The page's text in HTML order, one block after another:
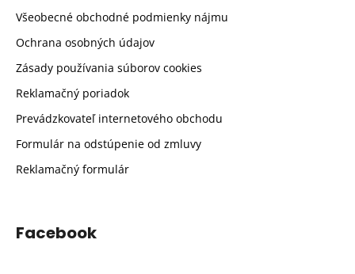
Všeobecné obchodné podmienky nájmu
Ochrana osobných údajov
Zásady používania súborov cookies
Reklamačný poriadok
Prevádzkovateľ internetového obchodu
Formulár na odstúpenie od zmluvy
Reklamačný formulár
Facebook